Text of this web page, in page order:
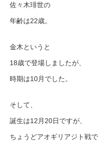
佐々木琲世の
年齢は22歳。
金木というと
18歳で登場しましたが、
時期は10月でした。
そして、
誕生は12月20日ですが、
ちょうどアオギリアジト戦で